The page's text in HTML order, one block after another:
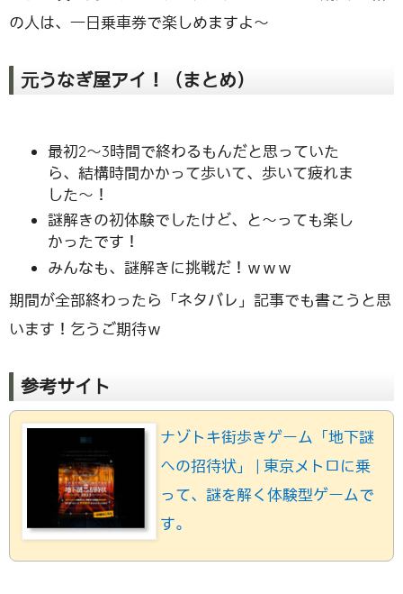
の人は、一日乗車券で楽しめますよ〜
元うなぎ屋アイ！（まとめ）
最初2〜3時間で終わるもんだと思っていた
ら、結構時間かかって歩いて、歩いて疲れま
した〜！
謎解きの初体験でしたけど、と〜っても楽し
かったです！
みんなも、謎解きに挑戦だ！ｗｗｗ
期間が全部終わったら「ネタバレ」記事でも書こうと思
います！乞うご期待ｗ
参考サイト
ナゾトキ街歩きゲーム「地下謎
への招待状」 | 東京メトロに乗
って、謎を解く体験型ゲームで
す。